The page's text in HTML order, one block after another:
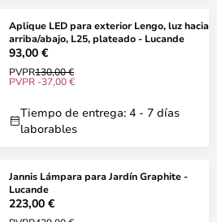
Aplique LED para exterior Lengo, luz hacia
arriba/abajo, L25, plateado - Lucande
93,00 €
PVPR130,00 €
PVPR -37,00 €
Tiempo de entrega: 4 - 7 días
laborables
Jannis Lámpara para Jardín Graphite -
Lucande
223,00 €